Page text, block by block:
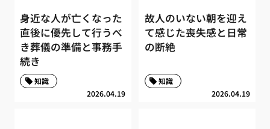
身近な人が亡くなった
直後に優先して行うべ
き葬儀の準備と事務手
続き
2026.04.19
知識
故人のいない朝を迎え
て感じた喪失感と日常
の断絶
2026.04.19
知識